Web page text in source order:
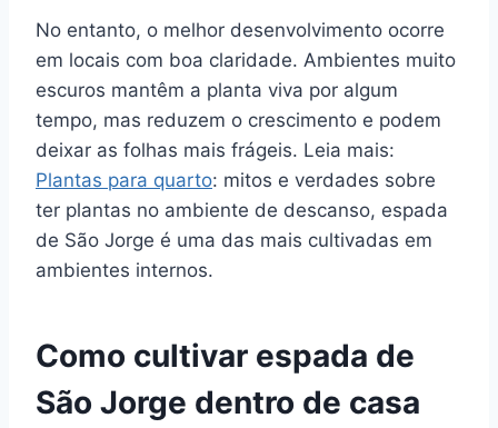
No entanto, o melhor desenvolvimento ocorre
em locais com boa claridade. Ambientes muito
escuros mantêm a planta viva por algum
tempo, mas reduzem o crescimento e podem
deixar as folhas mais frágeis. Leia mais:
Plantas para quarto: mitos e verdades sobre
ter plantas no ambiente de descanso, espada
de São Jorge é uma das mais cultivadas em
ambientes internos.
Como cultivar espada de
São Jorge dentro de casa